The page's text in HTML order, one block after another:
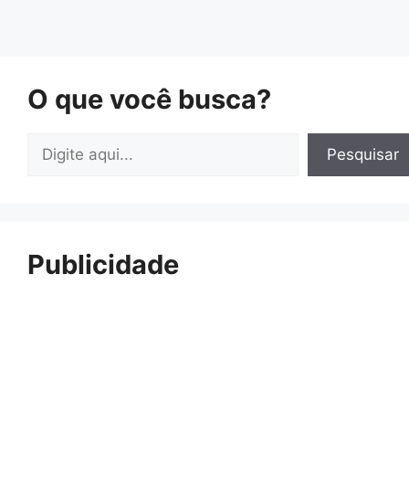
O que você busca?
Pesquisar Pesquisar
Publicidade